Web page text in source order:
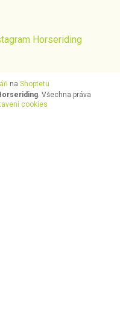
Horseriding
naShoptetu
. Všechna práva
cookies